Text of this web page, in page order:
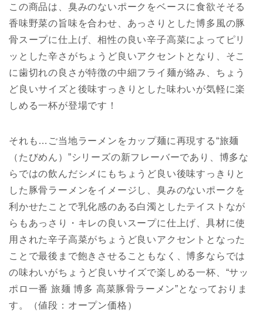
この商品は、臭みのないポークをベースに食欲そそる
香味野菜の旨味を合わせ、あっさりとした博多風の豚
骨スープに仕上げ、相性の良い辛子高菜によってピリ
ッとした辛さがちょうど良いアクセントとなり、そこ
に歯切れの良さが特徴の中細フライ麺が絡み、ちょう
ど良いサイズと後味すっきりとした味わいが気軽に楽
しめる一杯が登場です！
それも…ご当地ラーメンをカップ麺に再現する“旅麺
（たびめん）”シリーズの新フレーバーであり、博多な
らではの飲んだシメにもちょうど良い後味すっきりと
した豚骨ラーメンをイメージし、臭みのないポークを
利かせたことで乳化感のある白濁としたテイストなが
らもあっさり・キレの良いスープに仕上げ、具材に使
用された辛子高菜がちょうど良いアクセントとなった
ことで最後まで飽きさせることもなく、博多ならでは
の味わいがちょうど良いサイズで楽しめる一杯、“サッ
ポロ一番 旅麺 博多 高菜豚骨ラーメン”となっておりま
す。（値段：オープン価格）